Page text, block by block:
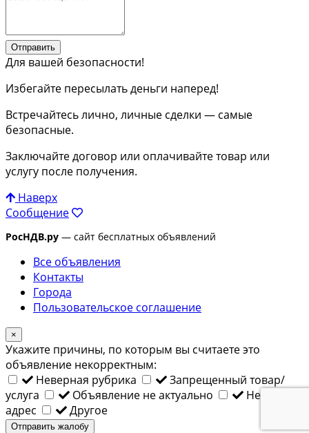
Отправить
Для вашей безопасности!
Избегайте пересылать деньги наперед!
Встречайтесь лично, личные сделки — самые
безопасные.
Заключайте договор или оплачивайте товар или
услугу после получения.
Наверх
Сообщение
РосНДВ.ру — сайт бесплатных объявлений
Все объявления
Контакты
Города
Пользовательское соглашение
×
Укажите причины, по которым вы считаете это
объявление некорректным:
Неверная рубрика
Запрещенный товар/
услуга
Объявление не актуально
Неверный
адрес
Другое
Отправить жалобу